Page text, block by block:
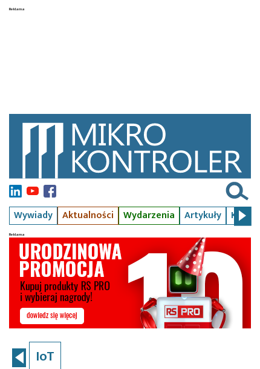
Wywiady Aktualności Wydarzenia Artykuły Kursy
IoT